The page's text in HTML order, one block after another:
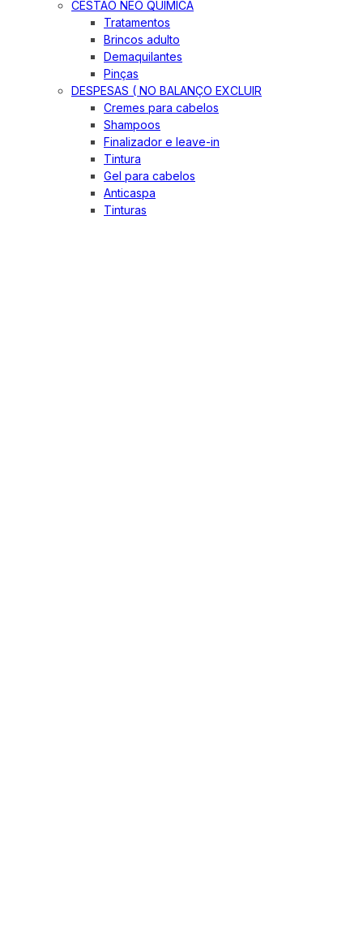
CESTÃO NEO QUIMICA
Tratamentos
Brincos adulto
Demaquilantes
Pinças
DESPESAS ( NO BALANÇO EXCLUIR
Cremes para cabelos
Shampoos
Finalizador e leave-in
Tintura
Gel para cabelos
Anticaspa
Tinturas